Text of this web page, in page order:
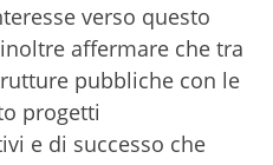
verso questo
affermare che tra
pubbliche con le
progetti
e di successo che